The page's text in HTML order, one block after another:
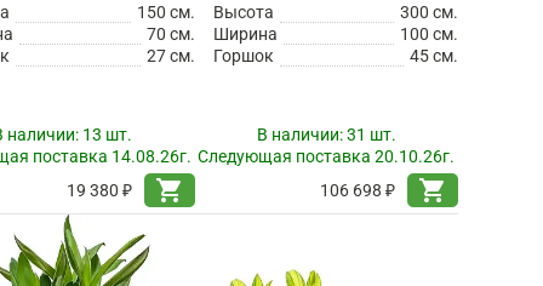
150 см.
70 см.
27 см.
наличии: 13 шт.
поставка 14.08.26г.
19 380 ₽
shopping_cart
Высота
300 см.
Ширина
100 см.
Горшок
45 см.
В наличии:31 шт.
Следующая поставка 20.10.26г.
106 698 ₽
shopping_cart